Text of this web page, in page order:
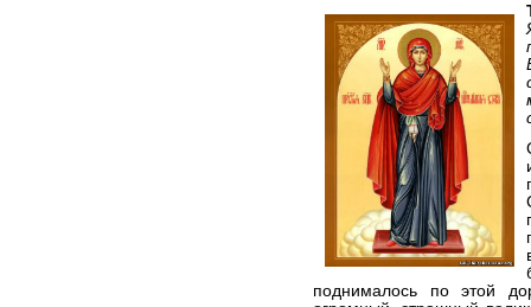
поднималось по этой